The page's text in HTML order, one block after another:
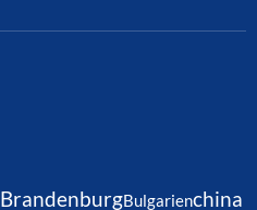
BrandenburgBulgarienchina